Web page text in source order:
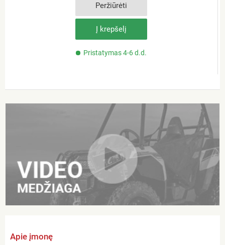
Peržiūrėti
Į krepšelį
Pristatymas 4-6 d.d.
Apie įmonę